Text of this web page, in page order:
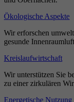
Ökologische Aspekte
Wir erforschen
gesunde
Kreislaufwirtschaft
Wir unterstützen Sie
zu einer zirkulären
Energetische Nutzung